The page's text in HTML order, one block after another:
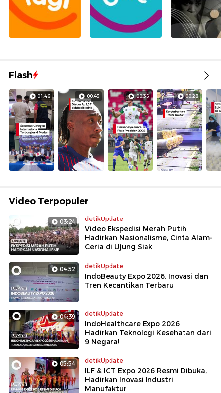
Flash
01:46 00:43 00:36 00:28
Video Terpopuler
03:24 detikUpdate
Video Ekspedisi Merah Putih
Hadirkan Nasionalisme, Cinta Alam-
Ceria di Ujung Siak
04:52 detikUpdate
IndoBeauty Expo 2026, Inovasi dan
Tren Kecantikan Terbaru
04:39 detikUpdate
IndoHealthcare Expo 2026
Hadirkan Teknologi Kesehatan dari
9 Negara!
05:54 detikUpdate
ILF & IGT Expo 2026 Resmi Dibuka,
Hadirkan Inovasi Industri
Manufaktur